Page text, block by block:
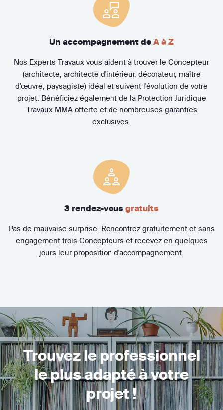
Un accompagnement de A à Z
Nos Experts Travaux vous aident à trouver le Concepteur
(architecte, architecte d'intérieur, décorateur, maître
d'œuvre, paysagiste) idéal et suivent l'évolution de votre
projet. Bénéficiez également de la Protection Juridique
Travaux MMA offerte et de nombreuses garanties
exclusives.
3 rendez-vous gratuits
Pas de mauvaise surprise. Rencontrez gratuitement et sans
engagement trois Concepteurs et recevez en quelques
jours leur proposition d'accompagnement.
Trouvez le professionnel
le plus adapté à votre
projet !